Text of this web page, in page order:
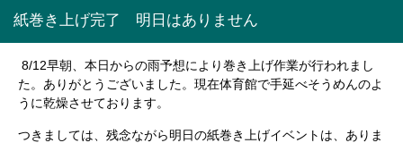
紙巻き上げ完了 明日はありません
8/12早朝、本日からの雨予想により巻き上げ作業が行われまし
た。ありがとうございました。現在体育館で手延べそうめんのよ
うに乾燥させております。
つきましては、残念ながら明日の紙巻き上げイベントは、ありま